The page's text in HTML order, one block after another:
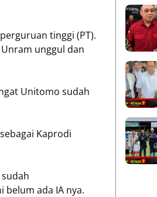
tinggi (PT).
unggul dan
Unitomo sudah
Kaprodi
belum ada IA nya.